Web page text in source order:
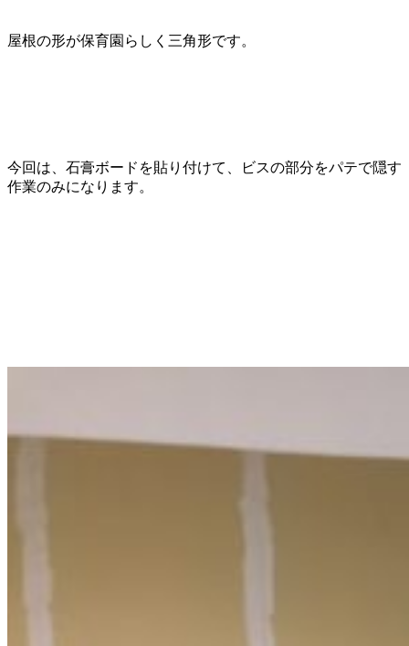
屋根の形が保育園らしく三角形です。
今回は、石膏ボードを貼り付けて、ビスの部分をパテで隠す
作業のみになります。